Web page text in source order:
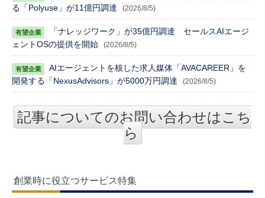
る「Polyuse」が11億円調達
(2026/8/5)
「ナレッジワーク」が35億円調達 セールスAIエージ
ェントOSの提供を開始
(2026/8/5)
AIエージェントを核した求人媒体「AVACAREER」を
開発する「NexusAdvisors」が5000万円調達
(2026/8/5)
記事についてのお問い合わせはこち
ら
創業時に役立つサービス特集